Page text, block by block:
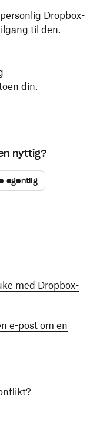
Dropbox-
til den.
din.
nyttig?
egentlig
med Dropbox-
e-post om en